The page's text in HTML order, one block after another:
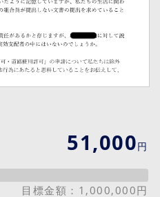
51,000円
目標金額：1,000,000円